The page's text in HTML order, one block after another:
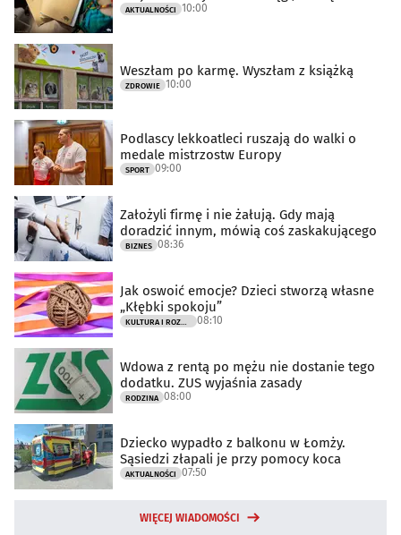
AKTUALNOŚCI 10:00
Weszłam po karmę. Wyszłam z książką
ZDROWIE 10:00
Podlascy lekkoatleci ruszają do walki o
medale mistrzostw Europy
SPORT 09:00
Założyli firmę i nie żałują. Gdy mają
doradzić innym, mówią coś zaskakującego
BIZNES 08:36
Jak oswoić emocje? Dzieci stworzą własne
„Kłębki spokoju”
08:10
Wdowa z rentą po mężu nie dostanie tego
dodatku. ZUS wyjaśnia zasady
RODZINA 08:00
Dziecko wypadło z balkonu w Łomży.
Sąsiedzi złapali je przy pomocy koca
AKTUALNOŚCI 07:50
WIĘCEJ WIADOMOŚCI